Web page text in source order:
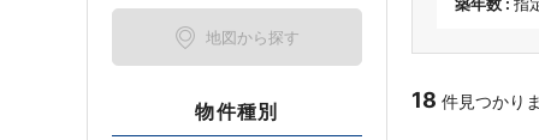
地図から探す
物件種別
築年数 : 指
18 件見つかり